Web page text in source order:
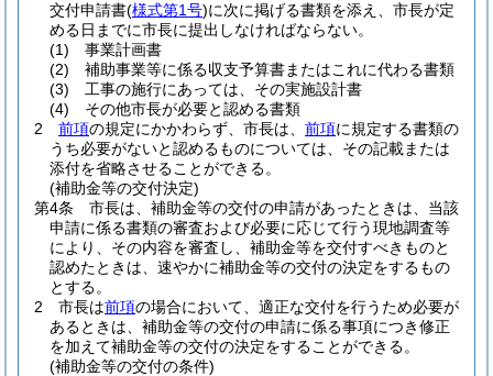
交付申請書(様式第1号)に次に掲げる書類を添え、市長が定
める日までに市長に提出しなければならない。
(1)
事業計画書
(2)
補助事業等に係る収支予算書またはこれに代わる書類
(3)
工事の施行にあっては、その実施設計書
(4)
その他市長が必要と認める書類
2
前項の規定にかかわらず、市長は、 前項に規定する書類の
うち必要がないと認めるものについては、その記載または
添付を省略させることができる。
(補助金等の交付決定)
第4条
市長は、補助金等の交付の申請があったときは、当該
申請に係る書類の審査および必要に応じて行う現地調査等
により、その内容を審査し、補助金等を交付すべきものと
認めたときは、速やかに補助金等の交付の決定をするもの
とする。
2
市長は前項の場合において、適正な交付を行うため必要が
あるときは、補助金等の交付の申請に係る事項につき修正
を加えて補助金等の交付の決定をすることができる。
(補助金等の交付の条件)